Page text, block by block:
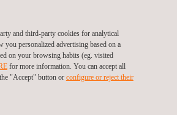
and third-party cookies for analytical
you personalized advertising based on a
on your browsing habits (eg. visited
for more information. You can accept all
"Accept" button or configure or reject their